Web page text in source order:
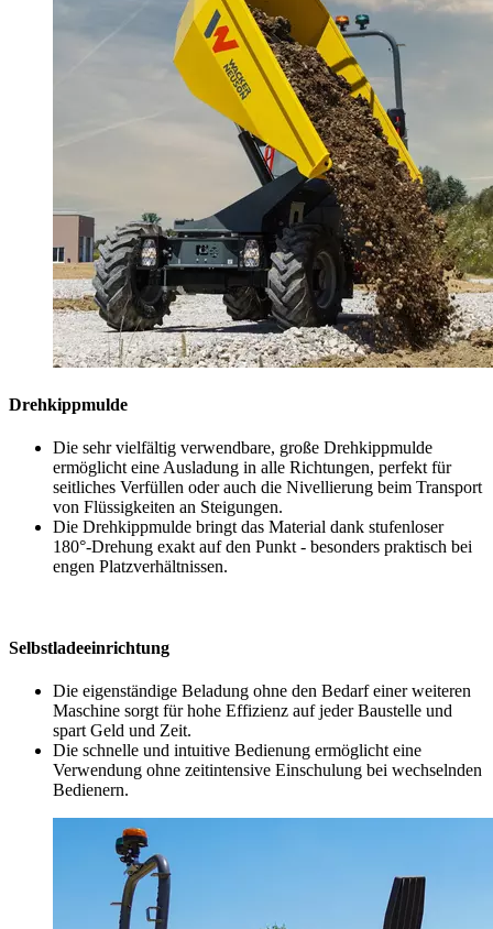
Drehkippmulde
Die sehr vielfältig verwendbare, große Drehkippmulde
ermöglicht eine Ausladung in alle Richtungen, perfekt für
seitliches Verfüllen oder auch die Nivellierung beim Transport
von Flüssigkeiten an Steigungen.
Die Drehkippmulde bringt das Material dank stufenloser
180°-Drehung exakt auf den Punkt - besonders praktisch bei
engen Platzverhältnissen.
Selbstladeeinrichtung
Die eigenständige Beladung ohne den Bedarf einer weiteren
Maschine sorgt für hohe Effizienz auf jeder Baustelle und
spart Geld und Zeit.
Die schnelle und intuitive Bedienung ermöglicht eine
Verwendung ohne zeitintensive Einschulung bei wechselnden
Bedienern.